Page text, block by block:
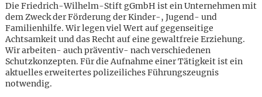
Die Friedrich-Wilhelm-Stift gGmbH ist ein Unternehmen mit
dem Zweck der Förderung der Kinder-, Jugend- und
Familienhilfe. Wir legen viel Wert auf gegenseitige
Achtsamkeit und das Recht auf eine gewaltfreie Erziehung.
Wir arbeiten- auch präventiv- nach verschiedenen
Schutzkonzepten. Für die Aufnahme einer Tätigkeit ist ein
aktuelles erweitertes polizeiliches Führungszeugnis
notwendig.